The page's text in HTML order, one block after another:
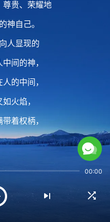
尊贵、荣耀地
神自己。
人显现的
间的神，
的中间，
火焰，
着权柄，
柄，
一物不被洁净，
00:00